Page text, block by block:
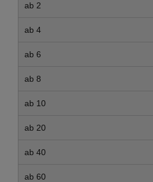
ab 2
ab 4
ab 6
ab 8
ab 10
ab 20
ab 40
ab 60